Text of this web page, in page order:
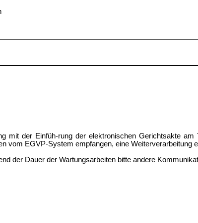
mit der Einfüh-rung der elektronischen Gerichtsakte
vom EGVP-System empfangen, eine Weiterverarbeitung
der Dauer der Wartungsarbeiten bitte andere